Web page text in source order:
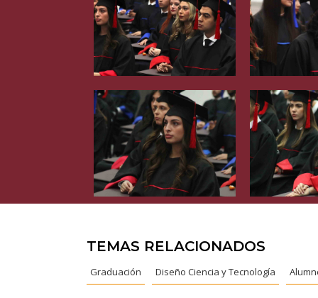
TEMAS RELACIONADOS
Graduación Diseño Ciencia y Tecnología